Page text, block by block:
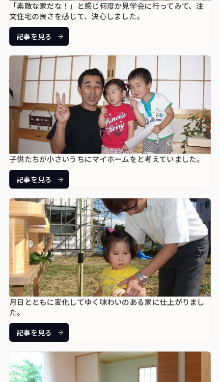
「素敵な家だな！」と感じ何度か見学会に行ってみて、注
文住宅の良さを感じて、決心しました。
記事を見る
子供たちが小さいうちにマイホームをと考えていました。
記事を見る
月日とともに変化してゆく味わいのある家に仕上がりまし
た。
記事を見る